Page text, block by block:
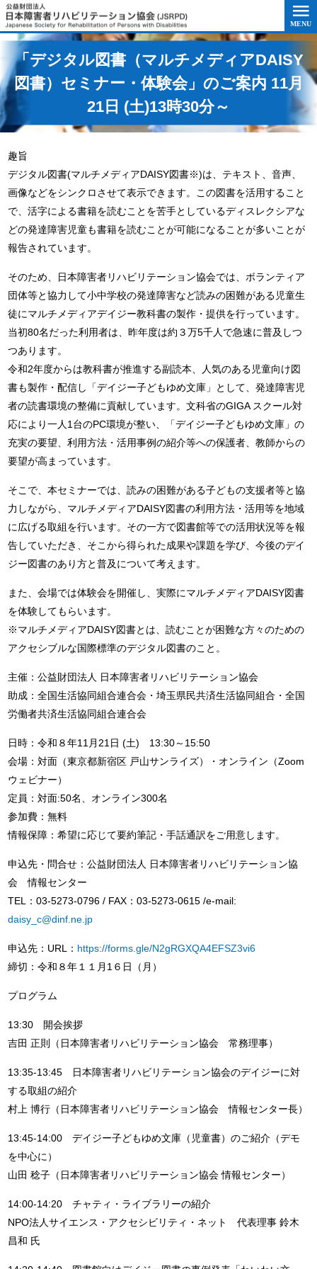
このページの本文へ移動
「デジタル図書（マルチメディアDAISY
図書）セミナー・体験会」のご案内 11月
21日 (土)13時30分～
趣旨
デジタル図書(マルチメディアDAISY図書※)は、テキスト、音声、
画像などをシンクロさせて表示できます。この図書を活用すること
で、活字による書籍を読むことを苦手としているディスレクシアな
どの発達障害児童も書籍を読むことが可能になることが多いことが
報告されています。
そのため、日本障害者リハビリテーション協会では、ボランティア
団体等と協力して小中学校の発達障害など読みの困難がある児童生
徒にマルチメディアデイジー教科書の製作・提供を行っています。
当初80名だった利用者は、昨年度は約３万5千人で急速に普及しつ
つあります。
令和2年度からは教科書が推進する副読本、人気のある児童向け図
書も製作・配信し「デイジー子どもゆめ文庫」として、発達障害児
者の読書環境の整備に貢献しています。文科省のGIGA スクール対
応により一人1台のPC環境が整い、「デイジー子どもゆめ文庫」の
充実の要望、利用方法・活用事例の紹介等への保護者、教師からの
要望が高まっています。
そこで、本セミナーでは、読みの困難がある子どもの支援者等と協
力しながら、マルチメディアDAISY図書の利用方法・活用等を地域
に広げる取組を行います。その一方で図書館等での活用状況等を報
告していただき、そこから得られた成果や課題を学び、今後のデイ
ジー図書のあり方と普及について考えます。
また、会場では体験会を開催し、実際にマルチメディアDAISY図書
を体験してもらいます。
※マルチメディアDAISY図書とは、読むことが困難な方々のための
アクセシブルな国際標準のデジタル図書のこと。
主催：公益財団法人 日本障害者リハビリテーション協会
助成：全国生活協同組合連合会・埼玉県民共済生活協同組合・全国
労働者共済生活協同組合連合会
日時：令和８年11月21日 (土) 13:30～15:50
会場：対面（東京都新宿区 戸山サンライズ）・オンライン（Zoom
ウェビナー）
定員：対面:50名、オンライン300名
参加費：無料
情報保障：希望に応じて要約筆記・手話通訳をご用意します。
申込先・問合せ：公益財団法人 日本障害者リハビリテーション協
会 情報センター
TEL：03-5273-0796 / FAX：03-5273-0615 /e-mail:
daisy_c@dinf.ne.jp
申込先：URL： https://forms.gle/N2gRGXQA4EFSZ3vi6
締切：令和８年１１月1６日（月）
プログラム
13:30 開会挨拶
吉田 正則（日本障害者リハビリテーション協会 常務理事）
13:35-13:45 日本障害者リハビリテーション協会のデイジーに対
する取組の紹介
村上 博行（日本障害者リハビリテーション協会 情報センター長）
13:45-14:00 デイジー子どもゆめ文庫（児童書）のご紹介（デモ
を中心に）
山田 稔子（日本障害者リハビリテーション協会 情報センター）
14:00-14:20 チャティ・ライブラリーの紹介
NPO法人サイエンス・アクセシビリティ・ネット 代表理事 鈴木
昌和 氏